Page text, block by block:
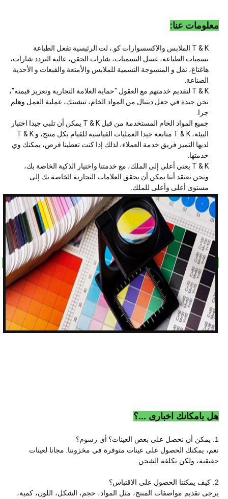
معلومات عنا:
T & K الملابس والاكسسوارات كو.، لت الرئيسية تفعل الطباعة
تسميات الطباعة، غسل التسميات، شارات الحقن، عالية التردد شارات،
هاغتاغ، نقل و المنسوجة التسمية للملابس والأمتعة والقبعات و الأحذية
الصناعة.
T & K لتقديم خدمتهم مع العقول "حماية العلامة التجارية وتعزيز قيمته"،
نحن جيدة في جعل ديتيال من المواد الخام، تيشينك، عملية العمل وهلم
جرا.
جميع المواد الخام المستخدمة من قبل T & K يمكن أن تلبي جيدا اختبار
البيئة، T & K متابعة جيدا العمليات القياسية للقيام بكل منتج، و T & K
لديها التميز فريق خدمة العملاء، لذلك إذا كنت تعطينا فرص، يمكنك وي
خدمتها.
T & K يعني أعلى إلى الملك، مع خدمتنا واختيار الذكية الخاصة بك،
ونحن نعتقد أننا يمكن أن يحقق العلامات التجارية الخاصة بك إلى
مستوى أعلى وأعلى للملك.
هل بامكانك اخبارى ...؟
1. يمكن أن نحصل على بعض العينات؟
أي رسوم؟
نعم، يمكنك الحصول على عينات متوفرة في مخزوننا. مجانا لعينات
حقيقية، ولكن تكلفة الشحن.
2. كيف يمكننا الحصول على الاقتباس؟
يرجى تقديم مواصفات المنتج، مثل المواد، حجم، الشكل، اللون، كمية،